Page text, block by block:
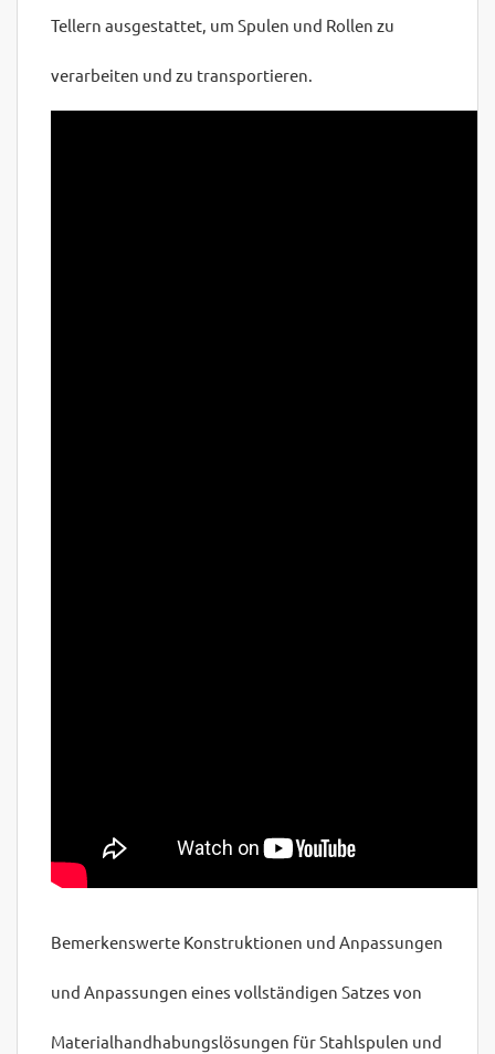
Tellern ausgestattet, um Spulen und Rollen zu
verarbeiten und zu transportieren.
Bemerkenswerte Konstruktionen und Anpassungen
und Anpassungen eines vollständigen Satzes von
Materialhandhabungslösungen für Stahlspulen und